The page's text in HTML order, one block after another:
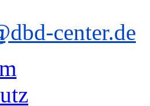
center.de